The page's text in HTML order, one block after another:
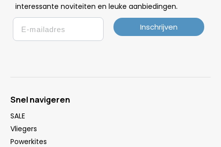
interessante noviteiten en leuke aanbiedingen.
Email
Inschrijven
Snel navigeren
SALE
Vliegers
Powerkites